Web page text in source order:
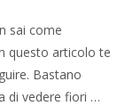
sai come
questo articolo te
Bastano
di vedere fiori …